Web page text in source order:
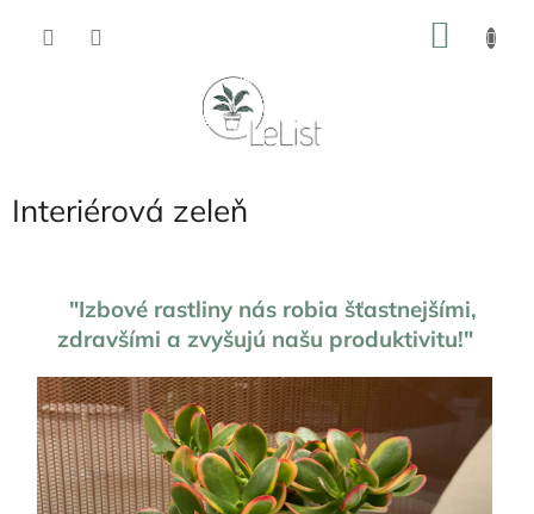
Interiérová zeleň
"Izbové rastliny nás robia šťastnejšími,
zdravšími a zvyšujú našu produktivitu!"